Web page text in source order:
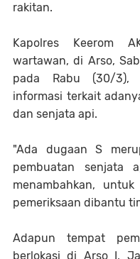
rakitan.
Kapolres Keerom
wartawan, di Arso,
pada Rabu (30/3),
informasi terkait
dan senjata api.
"Ada dugaan S
pembuatan senjata
menambahkan,
pemeriksaan dibantu
Adapun tempat
berlokasi di Arso I,